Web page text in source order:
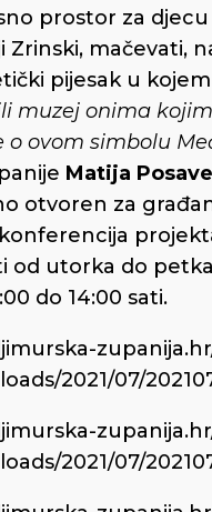
prostor za
Zrinski, mačevati,
pijesak u
muzej onima
o ovom simbolu
Matija
otvoren za
od utorka do
do 14:00 sati.
2021/07/
2021/07/